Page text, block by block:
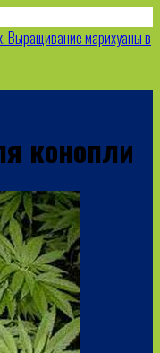
Выращивание марихуаны в
конопли